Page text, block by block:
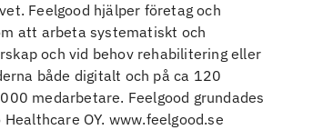
Feelgood hjälper företag och
att arbeta systematiskt och
och vid behov rehabilitering eller
både digitalt och på ca 120
medarbetare. Feelgood grundades
OY. www.feelgood.se